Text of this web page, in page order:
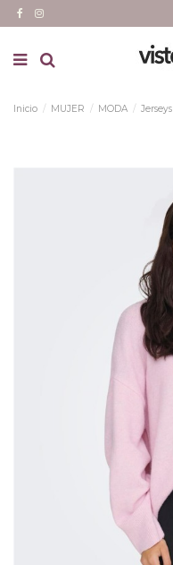
Inicio MUJER MODA Jerseys